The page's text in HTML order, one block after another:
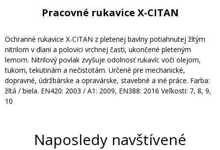
Pracovné rukavice X-CITAN
Ochranné rukavice X-CITAN z pletenej bavlny potiahnutej žltým
nitrilom v dlani a polovici vrchnej časti, ukončené pleteným
lemom. Nitrilový povlak zvyšuje odolnosť rukavíc voči olejom,
tukom, tekutinám a nečistotám. Určené pre mechanické,
dopravné, údržbárske a opravárske, stavebné a iné práce. Farba:
žltá / biela. EN420: 2003 / A1: 2009, EN388: 2016 Veľkosti: 7, 8, 9,
10
Naposledy navštívené